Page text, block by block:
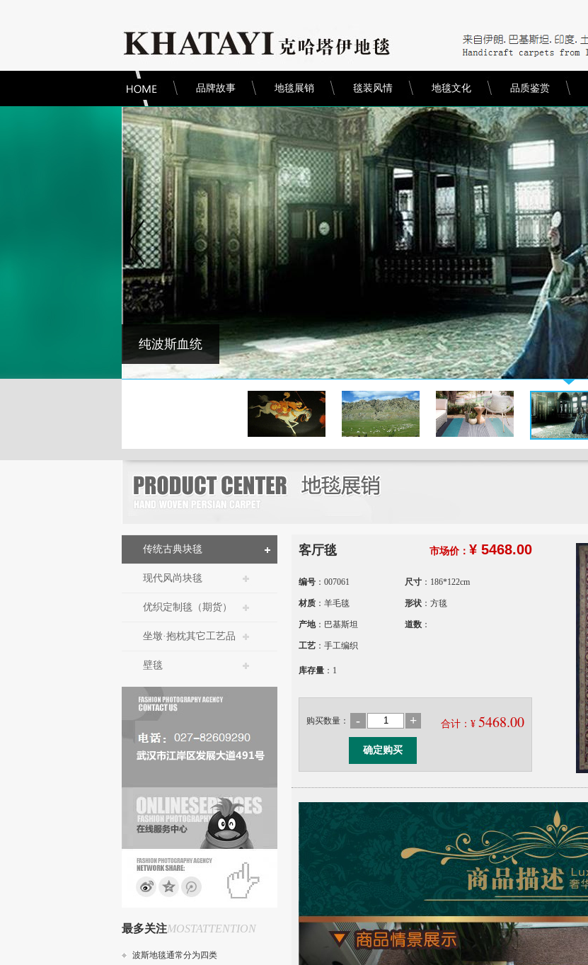
品牌故事 地毯展销 毯装风情 地毯文化 品质鉴赏
传统古典块毯
现代风尚块毯
优织定制毯（期货）
坐墩·抱枕其它工艺品
壁毯
最多关注MOSTATTENTION
波斯地毯通常分为四类
市场价： ¥ 5468.00
客厅毯
编号 ：007061 尺寸 ：186*122cm
材质 ：羊毛毯 形状 ：方毯
产地：巴基斯坦 道数 ：
工艺 ：手工编织
库存量 ：1
合计：¥ 5468.00
购买数量： - +